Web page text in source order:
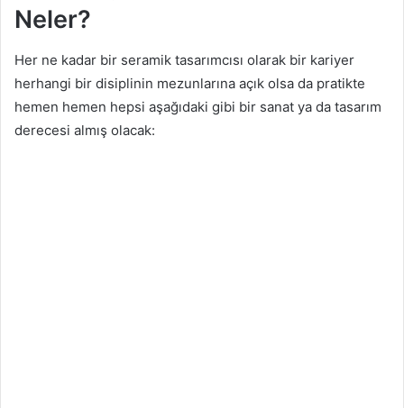
Neler?
Her ne kadar bir seramik tasarımcısı olarak bir kariyer
herhangi bir disiplinin mezunlarına açık olsa da pratikte
hemen hemen hepsi aşağıdaki gibi bir sanat ya da tasarım
derecesi almış olacak: